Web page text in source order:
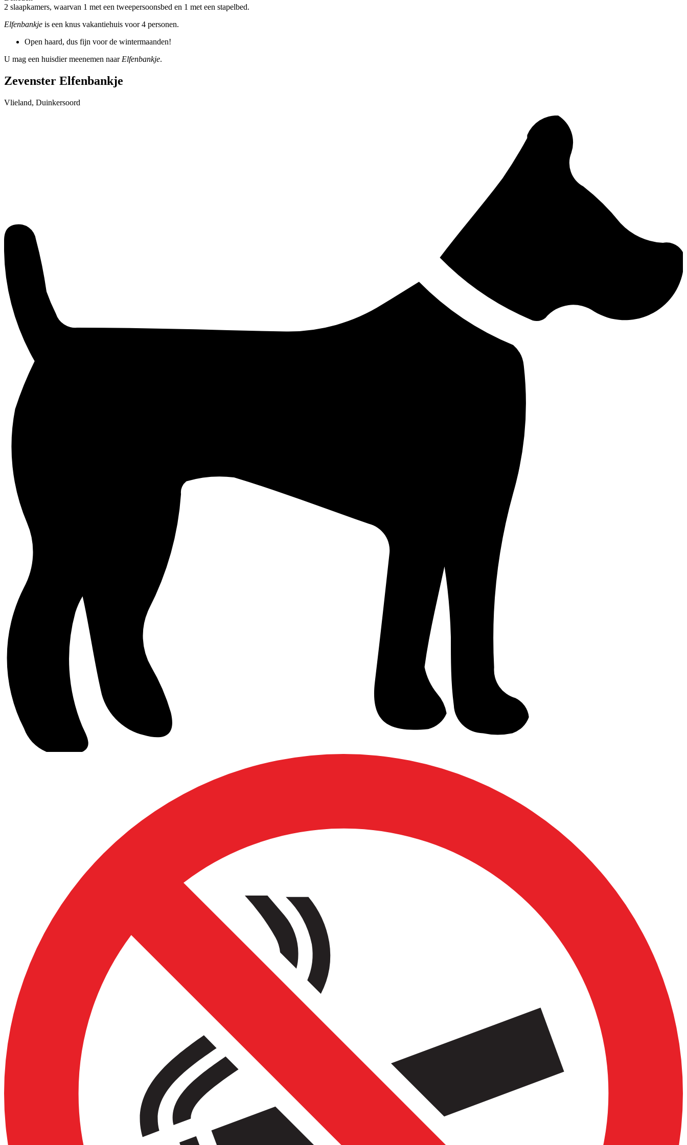
2 slaapkamers, waarvan 1 met een tweepersoonsbed en 1 met een stapelbed.
Elfenbankje is een knus vakantiehuis voor 4 personen.
Open haard, dus fijn voor de wintermaanden!
U mag een huisdier meenemen naarElfenbankje.
Zevenster Elfenbankje
Vlieland, Duinkersoord